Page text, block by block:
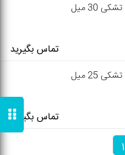
تشکی 30 میل
تماس بگیرید
تشکی 25 میل
تماس بگیرید
1